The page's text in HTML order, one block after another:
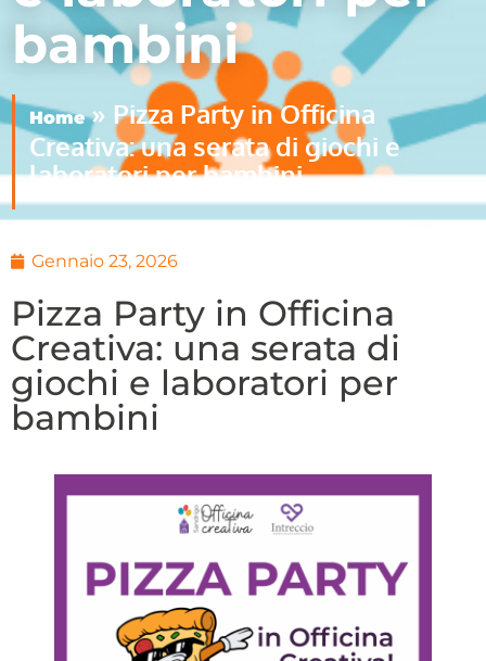
bambini
Home» Pizza Party in Officina
Creativa: una serata di giochi e
laboratori per bambini
Gennaio 23, 2026
Pizza Party in Officina
Creativa: una serata di
giochi e laboratori per
bambini